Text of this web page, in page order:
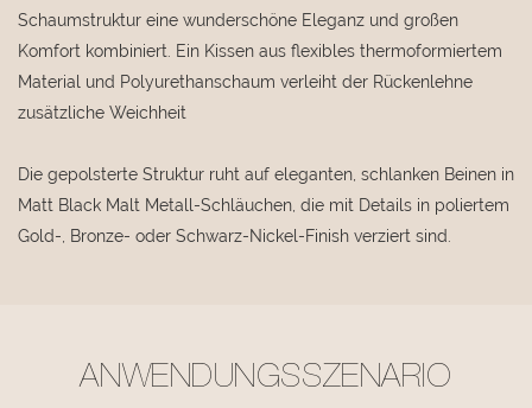
Schaumstruktur eine wunderschöne Eleganz und großen
Komfort kombiniert. Ein Kissen aus flexibles thermoformiertem
Material und Polyurethanschaum verleiht der Rückenlehne
zusätzliche Weichheit
Die gepolsterte Struktur ruht auf eleganten, schlanken Beinen in
Matt Black Malt Metall-Schläuchen, die mit Details in poliertem
Gold-, Bronze- oder Schwarz-Nickel-Finish verziert sind.
ANWENDUNGSSZENARIO